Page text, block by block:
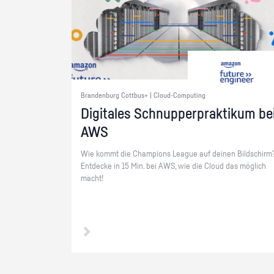
Brandenburg Cottbus+ | Cloud-Computing
Di­gi­ta­les Schnup­per­prak­ti­kum
AWS
Wie kommt die Cham­pi­ons Le­ague auf dei­nen
Ent­de­cke in 15 Min. bei AWS, wie die Cloud das mög­lich
macht!